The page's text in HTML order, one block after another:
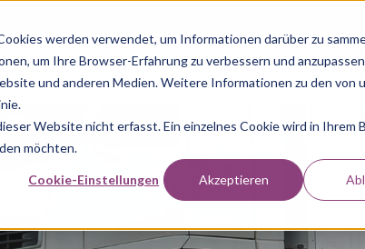
werden verwendet, um Informationen darüber zu
um Ihre Browser-Erfahrung zu verbessern und
und anderen Medien. Weitere Informationen zu den von
Website nicht erfasst. Ein einzelnes Cookie wird in Ihrem
möchten.
Cookie-Einstellungen Akzeptieren
AUSWERTUNG WEBSHOP M1N1